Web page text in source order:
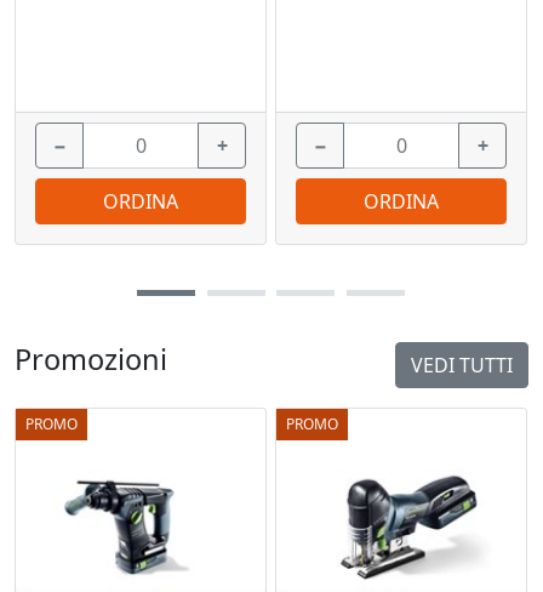
Promozioni VEDI TUTTI
PROMO PROMO
− +
ORDINA
− +
ORDINA